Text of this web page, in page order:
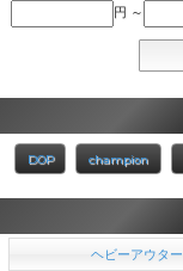
円 ～
DOP champion
ヘビーアウター